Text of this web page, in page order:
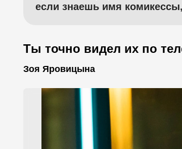
если знаешь имя
Ты точно видел их по
Зоя Яровицына